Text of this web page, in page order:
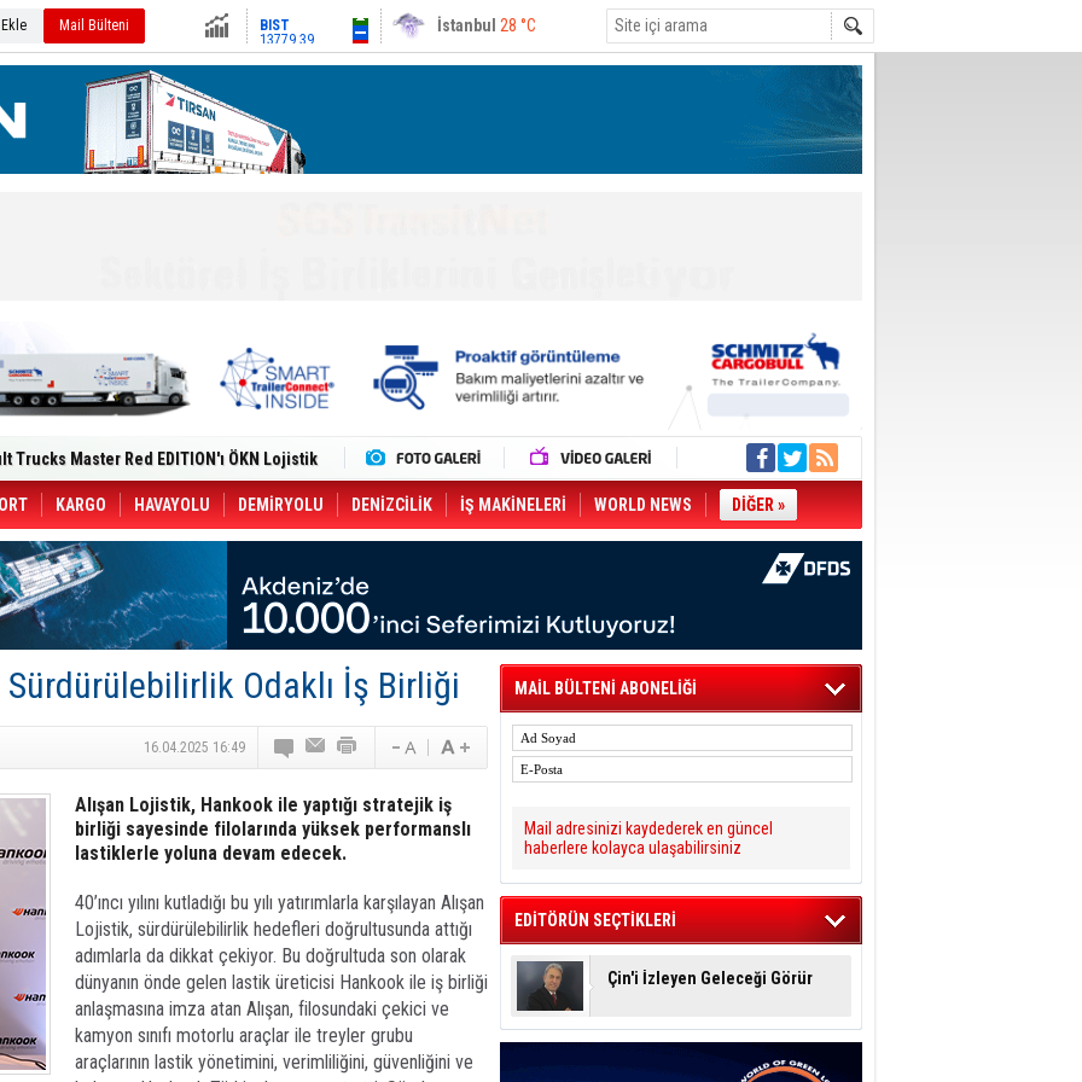
Mail Bülteni
Altın6659.71 Ankara29 °C
Yeni Tesisiyle Küresel Büyümesini
Dron Saldırısı: 3 Mürettebatın
CCO'su Oldu
49 Destinasyonda İndirimli Taşıma
Kargo Haziran 2026 Döneminde %8.5
Dergi)
Dijitalleştiriyor
in June, Up 8.5%
ile Güçlendirdi
Saadia Zahidi Getirildi. IATA Tarihinde İlk
Zahidi as Director General
KARGO HAVAYOLU DEMİRYOLU DENİZCİLİK İŞ MAKİNELERİ WORLD NEWS DİĞER »
Sürdürülebilirlik Odaklı İş Birliği
16.04.2025 16:49
Alışan Lojistik, Hankook ile yaptığı stratejik iş
birliği sayesinde filolarında yüksek performanslı
lastiklerle yoluna devam edecek.
40’ıncı yılını kutladığı bu yılı yatırımlarla karşılayan Alışan
Lojistik, sürdürülebilirlik hedefleri doğrultusunda attığı
adımlarla da dikkat çekiyor. Bu doğrultuda son olarak
dünyanın önde gelen lastik üreticisi Hankook ile iş birliği
anlaşmasına imza atan Alışan, filosundaki çekici ve
kamyon sınıfı motorlu araçlar ile treyler grubu
araçlarının lastik yönetimini, verimliliğini, güvenliğini ve
MAİL BÜLTENİ ABONELİĞİ
Mail adresinizi kaydederek en güncel
haberlere kolayca ulaşabilirsiniz
EDİTÖRÜN SEÇTİKLERİ
Çin'i İzleyen Geleceği Görür